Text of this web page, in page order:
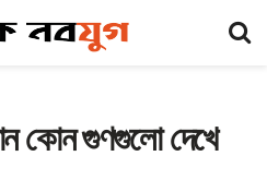
কোন গুণগুলো দেখে